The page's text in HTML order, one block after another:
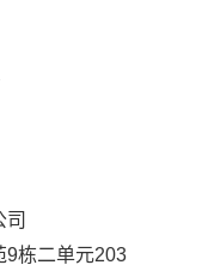
司
9栋二单元203